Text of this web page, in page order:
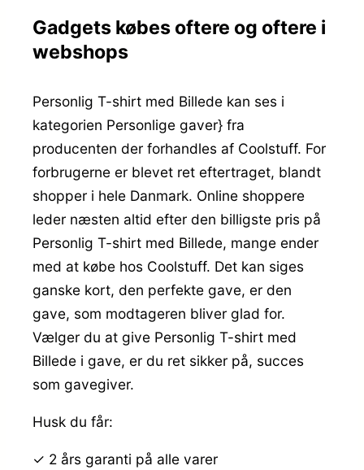
Gadgets købes oftere og oftere i
webshops
Personlig T-shirt med Billede kan ses i
kategorien Personlige gaver} fra
producenten der forhandles af Coolstuff. For
forbrugerne er blevet ret eftertraget, blandt
shopper i hele Danmark. Online shoppere
leder næsten altid efter den billigste pris på
Personlig T-shirt med Billede, mange ender
med at købe hos Coolstuff. Det kan siges
ganske kort, den perfekte gave, er den
gave, som modtageren bliver glad for.
Vælger du at give Personlig T-shirt med
Billede i gave, er du ret sikker på, succes
som gavegiver.
Husk du får:
✓ 2 års garanti på alle varer